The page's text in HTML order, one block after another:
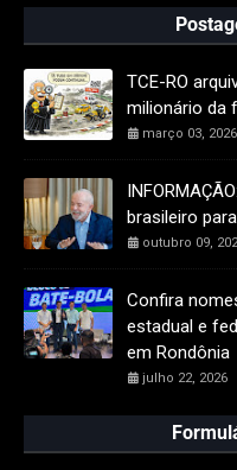
TCE-RO
milionário da
março 03, 2026
brasileiro
outubro 09,
Confira
estadual e
em Rondônia
julho 22, 2026